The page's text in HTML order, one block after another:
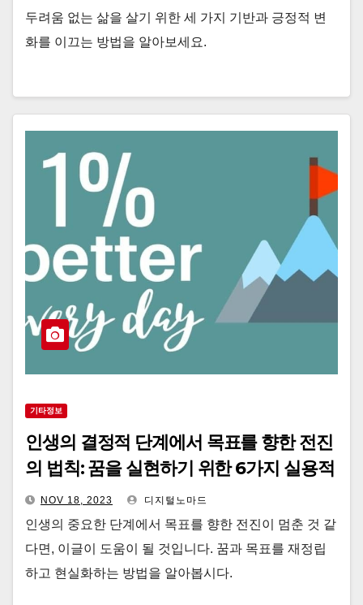
두려움 없는 삶을 살기 위한 세 가지 기반과 긍정적 변
화를 이끄는 방법을 알아보세요.
기타정보
인생의 결정적 단계에서 목표를 향한 전진
의 법칙: 꿈을 실현하기 위한 6가지 실용적
인 방법
NOV 18, 2023 디지털노마드
인생의 중요한 단계에서 목표를 향한 전진이 멈춘 것 같
다면, 이글이 도움이 될 것입니다. 꿈과 목표를 재정립
하고 현실화하는 방법을 알아봅시다.